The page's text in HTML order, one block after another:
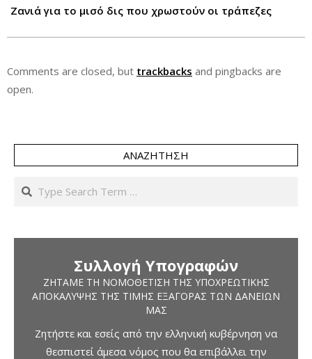
Ζανιά για το μισό δις που χρωστούν οι τράπεζες
Comments are closed, but trackbacks and pingbacks are
open.
ΑΝΑΖΉΤΗΣΗ
Search
Συλλογή Υπογραφών
ΖΗΤΆΜΕ ΤΗ ΝΟΜΟΘΈΤΙΣΗ ΤΗΣ ΥΠΟΧΡΕΩΤΙΚΉΣ
ΑΠΟΚΆΛΥΨΗΣ ΤΗΣ ΤΙΜΉΣ ΕΞΑΓΟΡΆΣ ΤΩΝ ΔΑΝΕΊΩΝ
ΜΑΣ
Ζητήστε και εσείς από την ελληνική κυβέρνηση να
θεσπιστεί άμεσα νόμος που θα επιβάλλει την